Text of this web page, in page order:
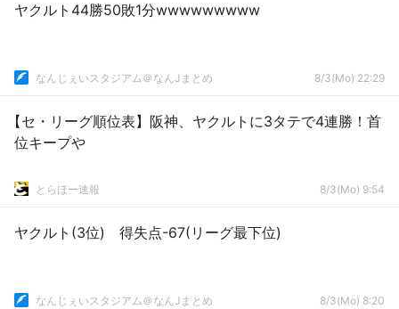
ヤクルト44勝50敗1分wwwwwwwww
なんじぇいスタジアム＠なんJまとめ 8/3(Mo) 22:29
【セ・リーグ順位表】阪神、ヤクルトに3タテで4連勝！首
位キープや
とらほー速報 8/3(Mo) 9:54
ヤクルト(3位) 得失点-67(リーグ最下位)
なんじぇいスタジアム＠なんJまとめ 8/3(Mo) 8:20